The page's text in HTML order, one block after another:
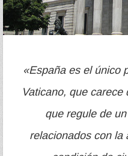
«España es el único
Vaticano, que
que regule de
relacionados con la